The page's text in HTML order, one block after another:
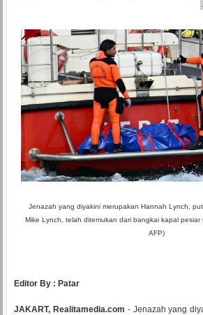
Jenazah yang diyakini merupakan Hannah Lynch,
Mike Lynch, telah ditemukan dari bangkai kapal pesiar
AFP)
Editor By : Patar
JAKART, Realitamedia.com - Jenazah yang